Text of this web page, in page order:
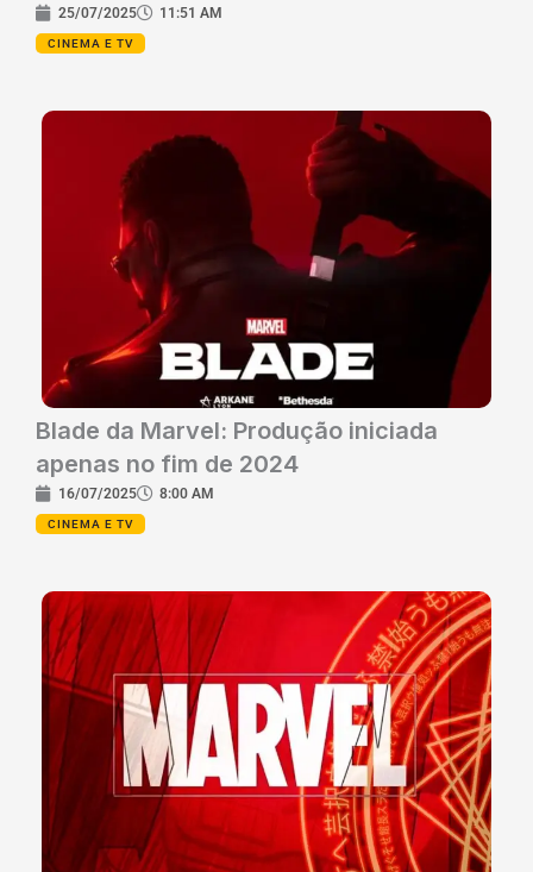
25/07/2025 11:51 AM
CINEMA E TV
Blade da Marvel: Produção iniciada
apenas no fim de 2024
16/07/2025 8:00 AM
CINEMA E TV